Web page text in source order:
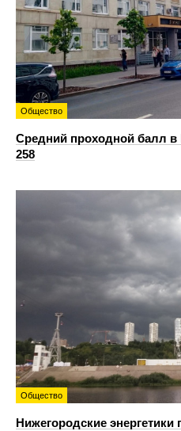
Общество
Средний проходной балл в
258
Общество
Нижегородские энергетики